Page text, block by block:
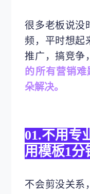
很多老板说没
频，平时想起
推广，搞竞争
的所有营销
朵解决。
01.不用专
用模板1分
不会剪没关系